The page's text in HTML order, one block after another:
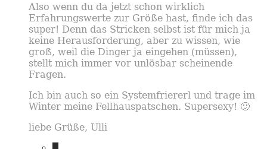
Also wenn du da jetzt schon wirklich
Erfahrungswerte zur Größe hast, finde ich das
super! Denn das Stricken selbst ist für mich ja
keine Herausforderung, aber zu wissen, wie
groß, weil die Dinger ja eingehen (müssen),
stellt mich immer vor unlösbar scheinende
Fragen.
Ich bin auch so ein Systemfriererl und trage im
Winter meine Fellhauspatschen. Supersexy! 🙂
liebe Grüße, Ulli